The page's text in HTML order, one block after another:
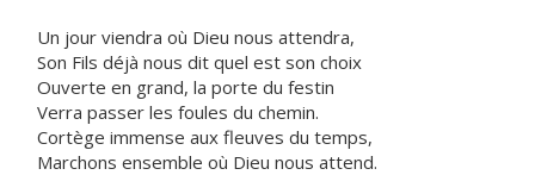
Un jour viendra où Dieu nous attendra,
Son Fils déjà nous dit quel est son choix
Ouverte en grand, la porte du festin
Verra passer les foules du chemin.
Cortège immense aux fleuves du temps,
Marchons ensemble où Dieu nous attend.